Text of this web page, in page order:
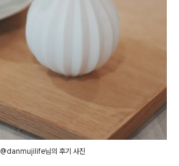
@danmujilife님의 후기 사진